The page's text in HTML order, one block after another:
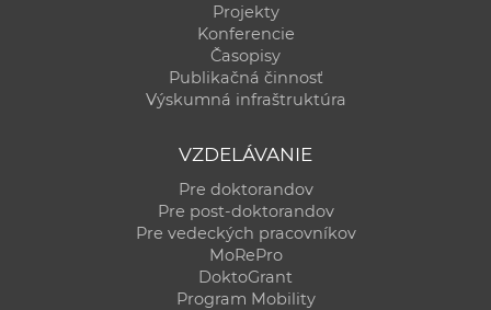
Projekty
Konferencie
Časopisy
Publikačná činnosť
Výskumná infraštruktúra
VZDELÁVANIE
Pre doktorandov
Pre post-doktorandov
Pre vedeckých pracovníkov
MoRePro
DoktoGrant
Program Mobility